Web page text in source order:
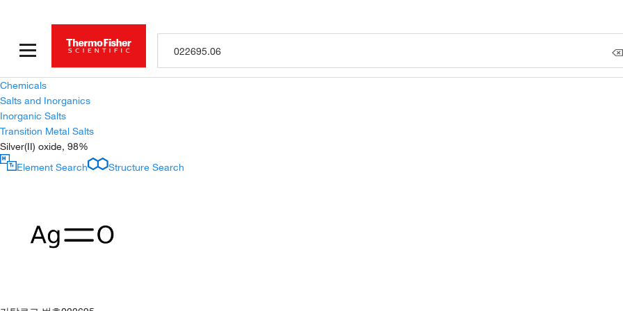
Chemicals
Salts and Inorganics
Inorganic Salts
Transition Metal Salts
Silver(II) oxide, 98%
Element Search
Structure Search